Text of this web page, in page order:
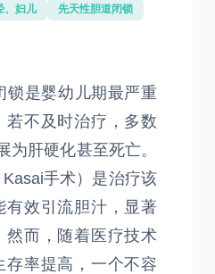
、妇儿
先天性胆道闭锁
是婴幼儿期最严重
若不及时治疗，多数
为肝硬化甚至死亡。
手术）是治疗该
有效引流胆汁，显著
然而，随着医疗技术
存率提高，一个不容